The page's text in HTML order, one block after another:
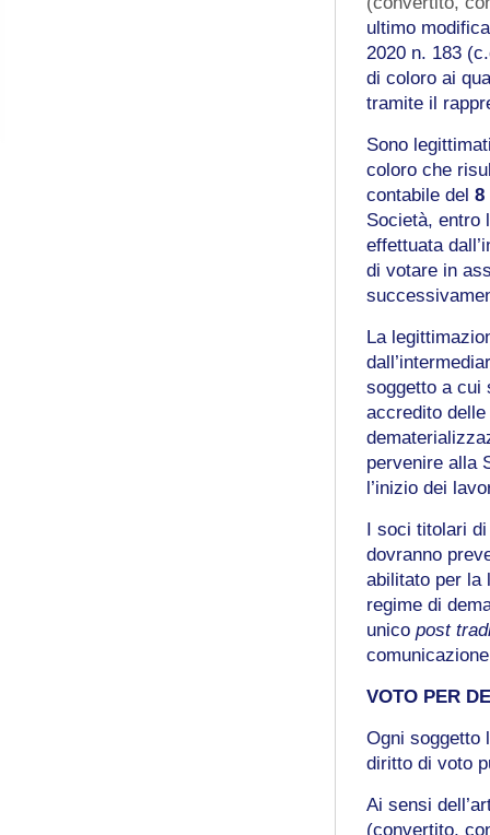
ultimo
2020 n. 183
di coloro ai
tramite il
Sono
coloro che
contabile del 8
Società, entro
effettuata
di votare in
La
soggetto a cui
accredito
pervenire alla
l’inizio dei
I soci titolari
dovranno
abilitato per la
regime di
unico post
VOTO PER
Ogni soggetto
diritto di voto
Ai sensi
(convertito,